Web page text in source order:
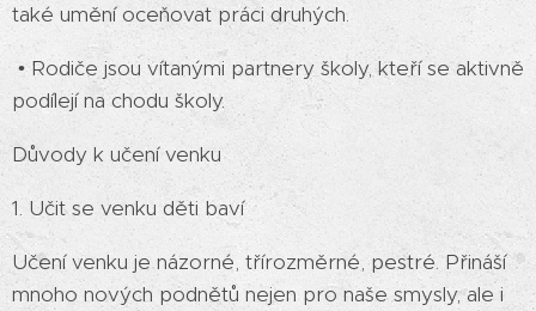
také umění oceňovat práci druhých.
• Rodiče jsou vítanými partnery školy, kteří se aktivně
podílejí na chodu školy.
Důvody k učení venku
1. Učit se venku děti baví
Učení venku je názorné, třírozměrné, pestré. Přináší
mnoho nových podnětů nejen pro naše smysly, ale i